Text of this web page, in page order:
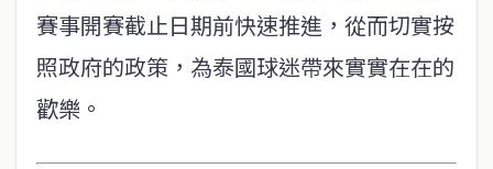
賽事開賽截止日期前快速推進，從而切實按
照政府的政策，為泰國球迷帶來實實在在的
歡樂。